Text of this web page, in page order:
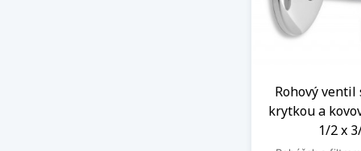
Rohový
krytkou a
1/2 x